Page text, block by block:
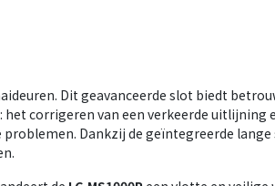
Dit geavanceerde slot biedt
corrigeren van een verkeerde uitlijning
Dankzij de geïntegreerde